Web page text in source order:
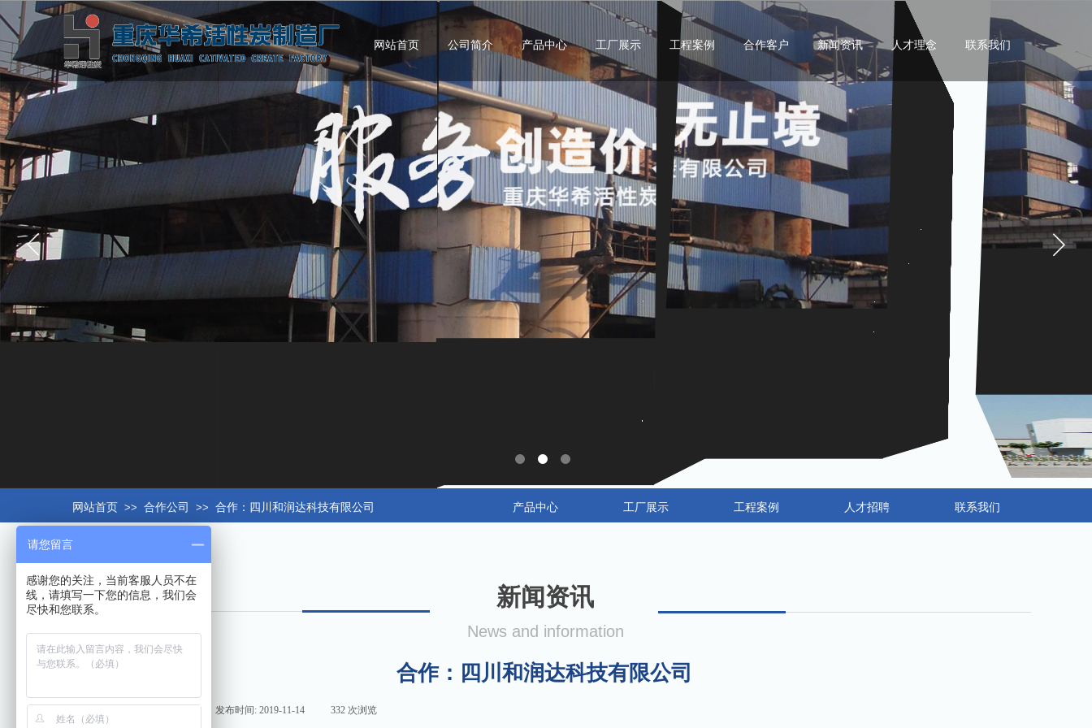
网站首页 公司简介 产品中心 工厂展示 工程案例 合作客户 新闻资讯 人才理念 联系我们
产品中心 工厂展示 工程案例 人才招聘 联系我们
网站首页 >> 合作公司 >> 合作：四川和润达科技有限公司
新闻资讯
News and information
合作：四川和润达科技有限公司
发布时间: 2019-11-14 332 次浏览
请您留言
感谢您的关注，当前客服人员不在
线，请填写一下您的信息，我们会
尽快和您联系。